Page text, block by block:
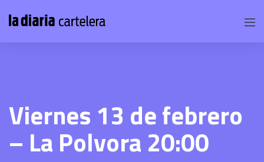
Viernes 13 de febrero
– La Polvora 20:00